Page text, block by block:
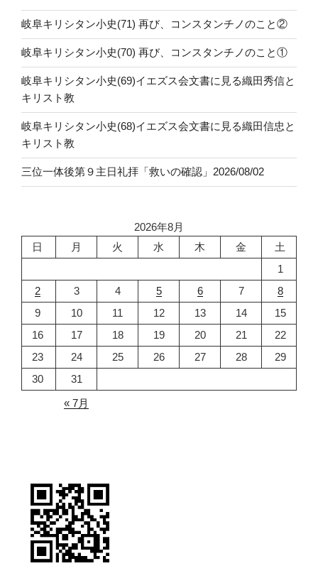
岐阜キリシタン小史(71) 再び、コンスタンチノのこと②
岐阜キリシタン小史(70) 再び、コンスタンチノのこと①
岐阜キリシタン小史(69)イエズス会文書に見る織田秀信と
キリスト教
岐阜キリシタン小史(68)イエズス会文書に見る織田信忠と
キリスト教
三位一体後第９主日礼拝「救いの確認」2026/08/02
2026年8月
日
月 火 水 木 金
土
1
2
3 4 5 6 7
8
9
10 11 12 13 14
15
16
17 18 19 20 21
22
23
24 25 26 27 28
29
30
31
« 7月